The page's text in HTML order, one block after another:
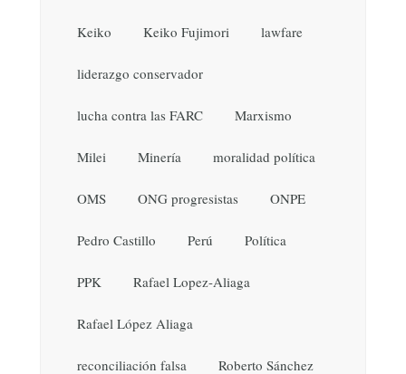
Keiko Keiko Fujimori lawfare
liderazgo conservador
lucha contra las FARC Marxismo
Milei Minería moralidad política
OMS ONG progresistas ONPE
Pedro Castillo Perú Política
PPK Rafael Lopez-Aliaga
Rafael López Aliaga
reconciliación falsa Roberto Sánchez